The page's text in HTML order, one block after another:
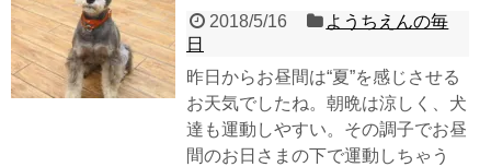
2018/5/16
ようちえんの毎
日
昨日からお昼間は“夏”を感じさせる
お天気でしたね。朝晩は涼しく、犬
達も運動しやすい。その調子でお昼
間のお日さまの下で運動しちゃう